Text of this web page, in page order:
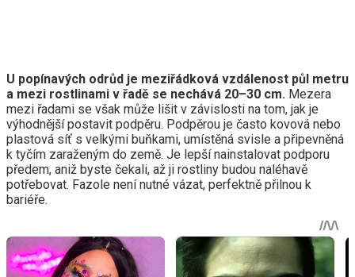
U popínavých odrůd je meziřádková vzdálenost půl metru
a mezi rostlinami v řadě se nechává 20–30 cm. Mezera
mezi řadami se však může lišit v závislosti na tom, jak je
výhodnější postavit podpěru. Podpěrou je často kovová nebo
plastová síť s velkými buňkami, umístěná svisle a připevněná
k tyčím zaraženým do země. Je lepší nainstalovat podporu
předem, aniž byste čekali, až ji rostliny budou naléhavě
potřebovat. Fazole není nutné vázat, perfektně přilnou k
bariéře.